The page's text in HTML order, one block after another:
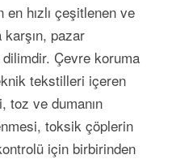
en hızlı çeşitlenen ve
pazar
Çevre koruma
tekstilleri içeren
toz ve dumanın
toksik çöplerin
için birbirinden